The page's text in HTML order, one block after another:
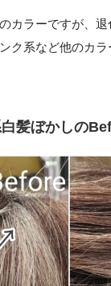
カラーですが、
ク系など他のカ
白髪ぼかしの